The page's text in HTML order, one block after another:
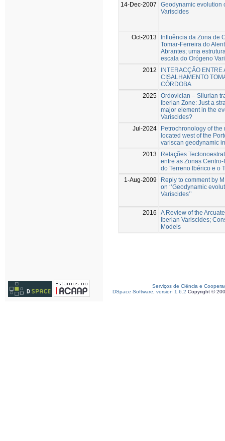
14-Dec-2007
Geodynamic evolution
Variscides
Oct-2013
Influência da Zona de
Tomar-Ferreira do
Abrantes; uma
escala do Orógeno
2012
INTERACÇÃO ENTRE
CISALHAMENTO
CÓRDOBA
2025 Ordovician – Silurian
Iberian Zone: Just a
major element in the
Variscides?
Jul-2024
Petrochronology of the
located west of the
variscan geodynamic
2013
Relações
entre as Zonas
do Terreno Ibérico e o
1-Aug-2009
Reply to comment by
on ‘‘Geodynamic
Variscides’’
2016
A Review of the
Iberian Variscides;
Models
Serviços de Ciência e
DSpace Software, version 1.6.2 Copyright ©